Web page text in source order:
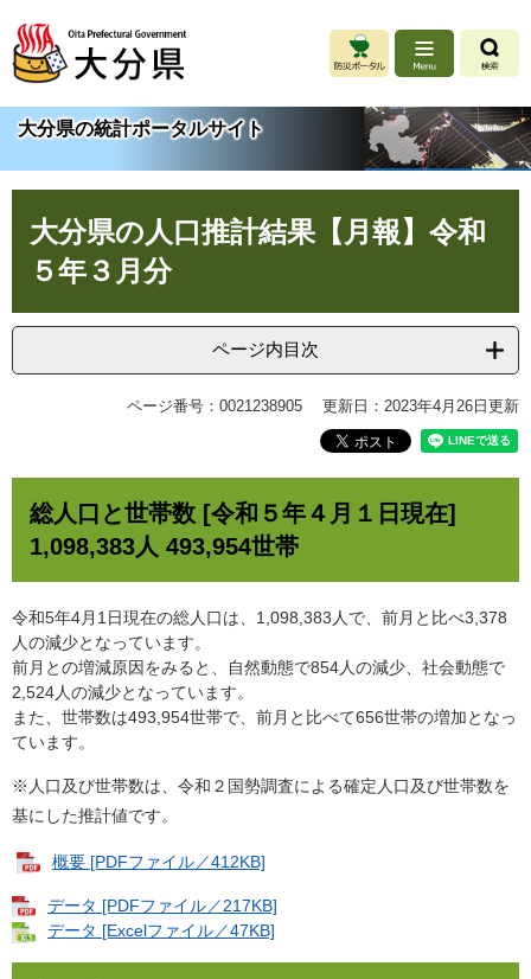
ジ
先
頭
す
ュ
を
飛
し
大分県の統計ポータルサイト
大分県の人口推計結果【月報】令和
５年３月分
ページ内目次
ページ番号：0021238905 更新日：2023年4月26日更新
総人口と世帯数 [令和５年４月１日現在]
1,098,383人 493,954世帯
令和5年4月1日現在の総人口は、1,098,383人で、前月と比べ3,378
人の減少となっています。
前月との増減原因をみると、自然動態で854人の減少、社会動態で
2,524人の減少となっています。
また、世帯数は493,954世帯で、前月と比べて656世帯の増加となっ
ています。
※人口及び世帯数は、令和２国勢調査による確定人口及び世帯数を
基にした推計値です。
概要 [PDFファイル／412KB]
データ [PDFファイル／217KB]
データ [Excelファイル／47KB]